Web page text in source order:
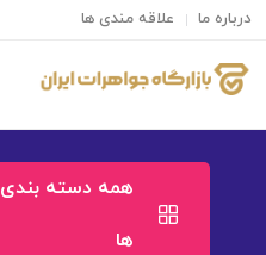
درباره ما علاقه مندی ها
همه دسته بندی
ها